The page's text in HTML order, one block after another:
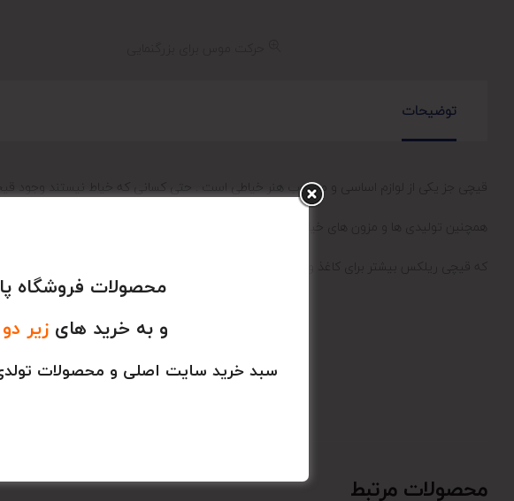
توضیحات
قیچی جز یکی از لوازم اساسی و محبوب هنر خیاطی است . حتی کسانی که خیاط نیستند وجود قیچی
همچنین تولیدی ها و مزون های خیاطی از نمونه های با کیفیت و تیز آن استفاده می کنند.
که قیچی ریلکس بیشتر برای کاغذ و نمد و مصارف خانگی استفاده می شود.
محصولات مرتبط
محصولات فروشگاه
و به خرید هایزیر
سبد خرید سایت اصلی و محصولات